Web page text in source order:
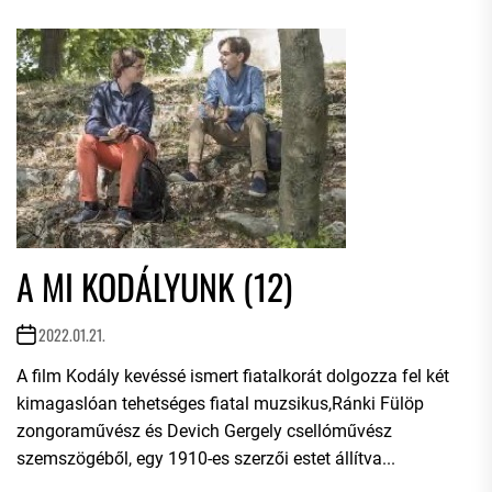
A MI KODÁLYUNK (12)
2022.01.21.
A film Kodály kevéssé ismert fiatalkorát dolgozza fel két
kimagaslóan tehetséges fiatal muzsikus,Ránki Fülöp
zongoraművész és Devich Gergely csellóművész
szemszögéből, egy 1910-es szerzői estet állítva...